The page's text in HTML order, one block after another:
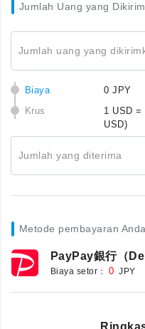
Jumlah Uang yang
Jumlah uang yang
Biaya
0 JPY
Krus
1 USD =
USD)
Jumlah yang diterima
Metode pembayaran
PayPay銀行（
Biaya setor： 0 JPY